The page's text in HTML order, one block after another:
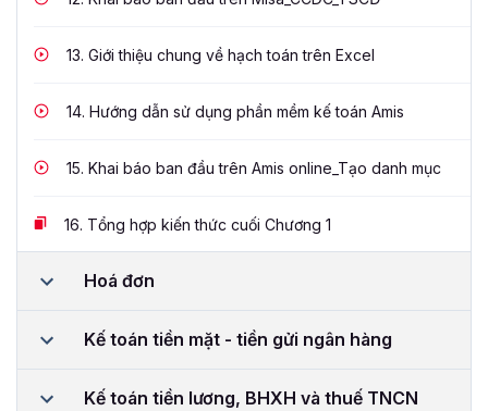
13. Giới thiệu chung về hạch toán trên Excel
14. Hướng dẫn sử dụng phần mềm kế toán Amis
15. Khai báo ban đầu trên Amis online_Tạo danh mục
16. Tổng hợp kiến thức cuối Chương 1
Hoá đơn
Kế toán tiền mặt - tiền gửi ngân hàng
Kế toán tiền lương, BHXH và thuế TNCN